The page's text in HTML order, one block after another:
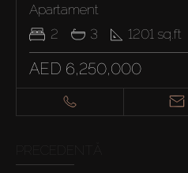
Apartament
2
3 1201 sq.ft
AED 6,250,000